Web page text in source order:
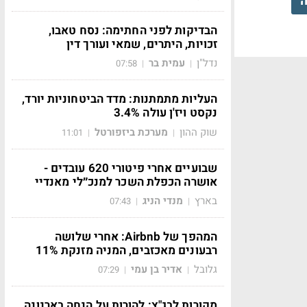
הבדיקות לפני החתימה: נסח טאבו,
זכויות, היתרים, שמאי ועורך דין
נדל"ן | עמית בר |
07:58
העליות מתמתנות: מדד הביטחוניות יורד,
נקסט ויז'ן עולה 3.4%
שוק ההון | מערכת ביזפורטל |
11:01
שבועיים אחרי פיטורי 620 עובדים -
אושרה הכפלת השכר למנכ״לי מאנדיי
בארץ | מנדי הניג |
07:43
המהפך של Airbnb: אחרי שלושה
רבעונים מאכזבים, המניה מזנקת 11%
גלובל | אדיר בן עמי |
07:29